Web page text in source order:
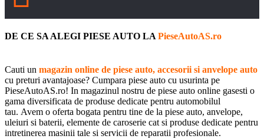
DE CE SA ALEGI PIESE AUTO LA PieseAutoAS.ro
Cauti un magazin online de piese auto, accesorii si anvelope auto
cu preturi avantajoase? Cumpara piese auto cu usurinta pe
PieseAutoAS.ro! In magazinul nostru de piese auto online gasesti o
gama diversificata de produse dedicate pentru automobilul
tau. Avem o oferta bogata pentru tine de la piese auto, anvelope,
uleiuri si baterii, elemente de caroserie cat si produse dedicate pentru
intretinerea masinii tale si servicii de reparatii profesionale.